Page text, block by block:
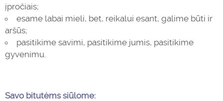
įpročiais;
esame labai mieli, bet, reikalui esant, galime būti ir
aršūs;
pasitikime savimi, pasitikime jumis, pasitikime
gyvenimu.
Savo bitutėms siūlome: